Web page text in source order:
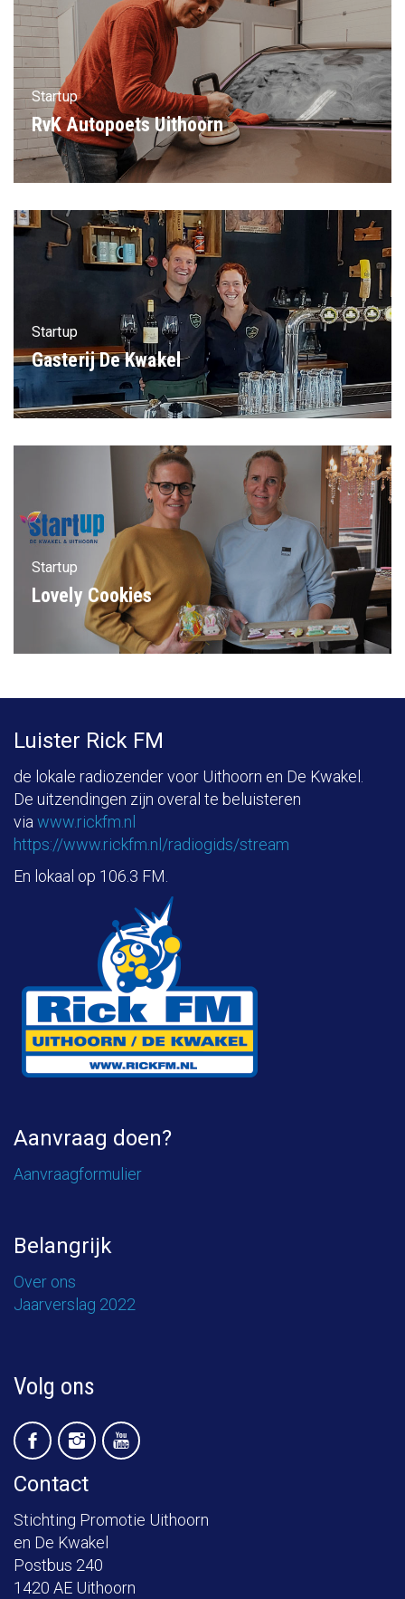
Startup
RvK Autopoets Uithoorn
Startup
Gasterij De Kwakel
Startup
Lovely Cookies
Luister Rick FM
de lokale radiozender voor Uithoorn en De Kwakel.
De uitzendingen zijn overal te beluisteren
via www.rickfm.nl
https://www.rickfm.nl/radiogids/stream
En lokaal op 106.3 FM.
Aanvraag doen?
Aanvraagformulier
Belangrijk
Over ons
Jaarverslag 2022
Volg ons
Contact
Stichting Promotie Uithoorn
en De Kwakel
Postbus 240
1420 AE Uithoorn